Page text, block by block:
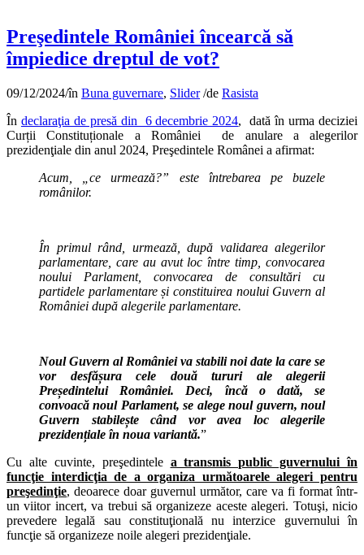
Preşedintele României încearcă să
împiedice dreptul de vot?
09/12/2024/în Buna guvernare, Slider /de Rasista
În declaraţia de presă din 6 decembrie 2024, dată în urma deciziei
Curții Constituționale a României de anulare a alegerilor
prezidenţiale din anul 2024, Preşedintele Românei a afirmat:
Acum, „ce urmează?” este întrebarea pe buzele
românilor.
În primul rând, urmează, după validarea alegerilor
parlamentare, care au avut loc între timp, convocarea
noului Parlament, convocarea de consultări cu
partidele parlamentare și constituirea noului Guvern al
României după alegerile parlamentare.
Noul Guvern al României va stabili noi date la care se
vor desfășura cele două tururi ale alegerii
Președintelui României. Deci, încă o dată, se
convoacă noul Parlament, se alege noul guvern, noul
Guvern stabilește când vor avea loc alegerile
prezidențiale în noua variantă.”
Cu alte cuvinte, preşedintele a transmis public guvernului în
funcţie interdicţia de a organiza următoarele alegeri pentru
preşedinţie, deoarece doar guvernul următor, care va fi format într-
un viitor incert, va trebui să organizeze aceste alegeri. Totuşi, nicio
prevedere legală sau constituţională nu interzice guvernului în
funcţie să organizeze noile alegeri prezidenţiale.